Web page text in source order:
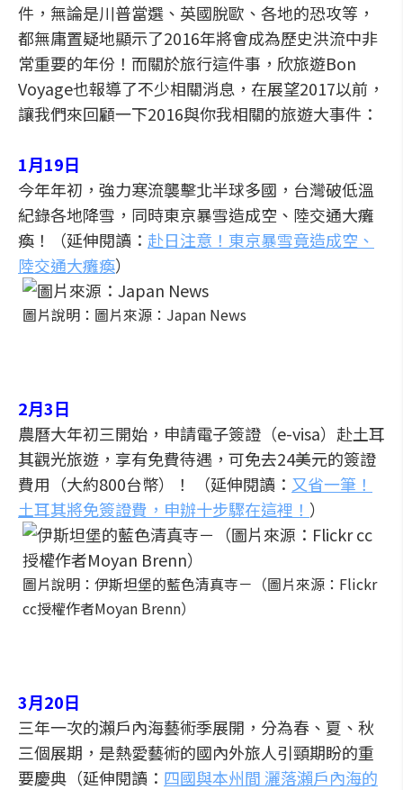
件，無論是川普當選、英國脫歐、各地的恐攻等，
都無庸置疑地顯示了2016年將會成為歷史洪流中非
常重要的年份！而關於旅行這件事，欣旅遊Bon
Voyage也報導了不少相關消息，在展望2017以前，
讓我們來回顧一下2016與你我相關的旅遊大事件：
1月19日
今年年初，強力寒流襲擊北半球多國，台灣破低溫
紀錄各地降雪，同時東京暴雪造成空、陸交通大癱
瘓！（延伸閱讀： 赴日注意！東京暴雪竟造成空、
陸交通大癱瘓）
圖片說明：圖片來源：Japan News
2月3日
農曆大年初三開始，申請電子簽證（e-visa）赴土耳
其觀光旅遊，享有免費待遇，可免去24美元的簽證
費用（大約800台幣）！ （延伸閱讀： 又省一筆！
土耳其將免簽證費，申辦十步驟在這裡！ ）
圖片說明：伊斯坦堡的藍色清真寺－（圖片來源：Flickr
cc授權作者Moyan Brenn）
3月20日
三年一次的瀨戶內海藝術季展開，分為春、夏、秋
三個展期，是熱愛藝術的國內外旅人引頸期盼的重
要慶典（延伸閱讀： 四國與本州間 灑落瀨戶內海的